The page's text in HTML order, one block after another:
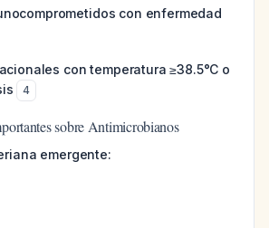
con enfermedad
con temperatura ≥38.5°C o
4
sobre Antimicrobianos
emergente: